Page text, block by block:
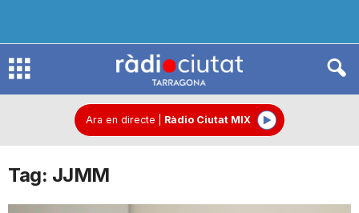
R
d
Ara en directe Ràdio Ciutat MIX
Tag: JJMM